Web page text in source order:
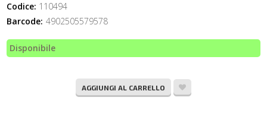
Codice: 110494
Barcode: 4902505579578
Disponibile
AGGIUNGI AL CARRELLO